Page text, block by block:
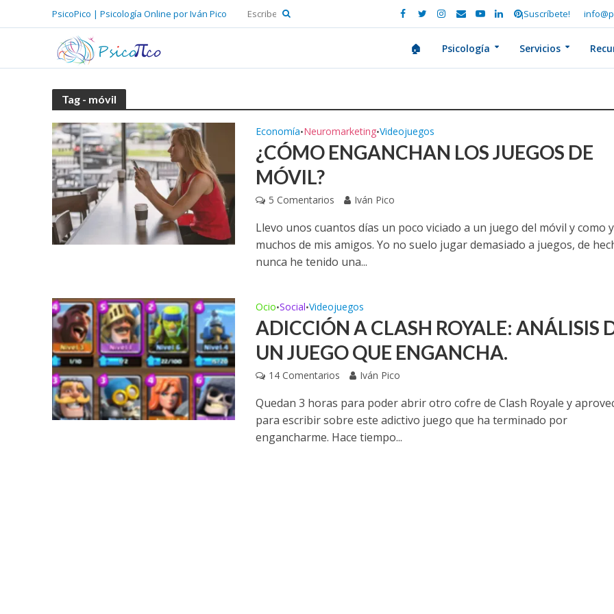
PsicoPico | Psicología Online por Iván Pico ¡Suscríbete!
🏠 Psicología Servicios
Tag - móvil
Economía•Neuromarketing•Videojuegos
¿CÓMO ENGANCHAN LOS JUEGOS DE
MÓVIL?
5 Comentarios Iván Pico
Llevo unos cuantos días un poco viciado a un juego del móvil y como
muchos de mis amigos. Yo no suelo jugar demasiado a juegos, de
nunca he tenido una...
Ocio•Social•Videojuegos
ADICCIÓN A CLASH ROYALE: ANÁLISIS
UN JUEGO QUE ENGANCHA.
14 Comentarios Iván Pico
Quedan 3 horas para poder abrir otro cofre de Clash Royale y
para escribir sobre este adictivo juego que ha terminado por
engancharme. Hace tiempo...